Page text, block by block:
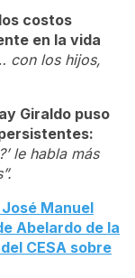
costos
en la vida
con los hijos,
Giraldo puso
le habla más
Manuel
Abelardo de la
CESA sobre